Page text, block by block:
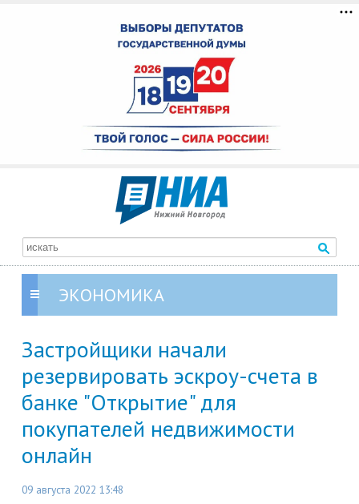
ЭКОНОМИКА
Застройщики начали
резервировать эскроу-счета в
банке "Открытие" для
покупателей недвижимости
онлайн
09 августа 2022 13:48